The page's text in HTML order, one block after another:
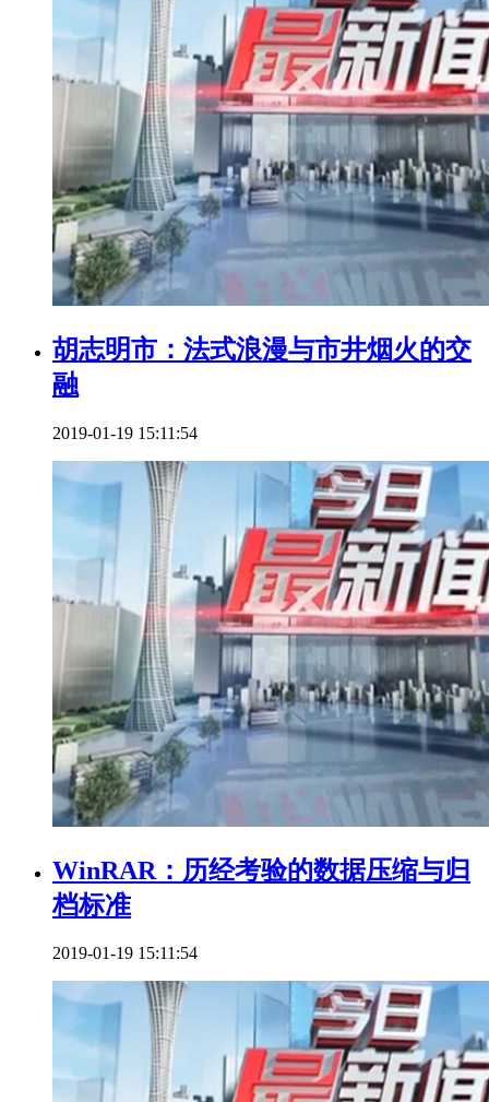
胡志明市：法式浪漫与市井烟火的交
融
2019-01-19 15:11:54
WinRAR：历经考验的数据压缩与归
档标准
2019-01-19 15:11:54